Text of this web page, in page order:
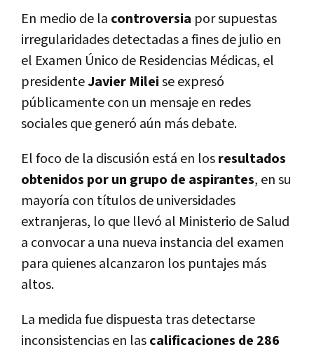
En medio de la controversia por supuestas
irregularidades detectadas a fines de julio en
el Examen Único de Residencias Médicas, el
presidenteJavier Mileise expresó
públicamente con un mensaje en redes
sociales que generó aún más debate.
El foco de la discusión está en losresultados
obtenidos por un grupo de aspirantes, en su
mayoría con títulos de universidades
extranjeras, lo que llevó al Ministerio de Salud
a convocar a una nueva instancia del examen
para quienes alcanzaron los puntajes más
altos.
La medida fue dispuesta tras detectarse
inconsistencias en lascalificaciones de 286